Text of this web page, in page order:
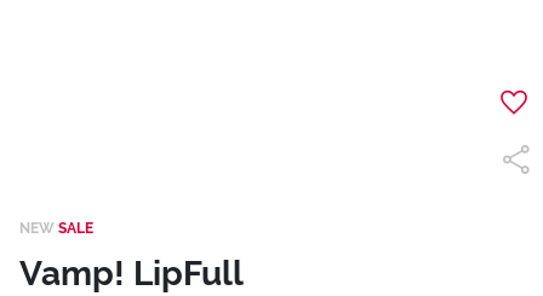
NEW SALE
Vamp! LipFull